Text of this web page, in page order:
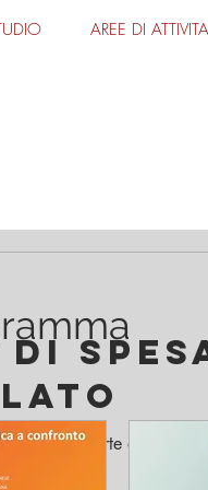
AREE DI
della Corte di